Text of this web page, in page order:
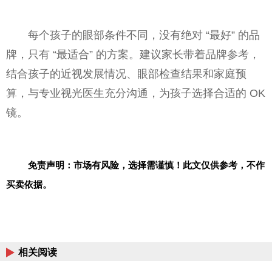
每个孩子的眼部条件不同，没有绝对 “最好” 的品
牌，只有 “最适合” 的方案。建议家长带着品牌参考，
结合孩子的近视发展情况、眼部检查结果和家庭预
算，与专业视光医生充分沟通，为孩子选择合适的 OK
镜。
免责声明：市场有风险，选择需谨慎！此文仅供参考，不作
买卖依据。
相关阅读